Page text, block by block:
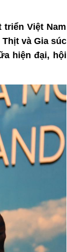
triển Việt Nam
Thịt và Gia súc
hiện đại, hội